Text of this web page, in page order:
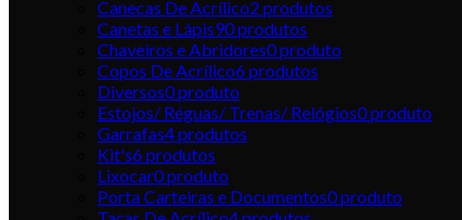
Canecas De Acrílico2 produtos
Canetas e Lápis90produtos
Chaveiros e Abridores0produto
Copos De Acrílico6produtos
Diversos0produto
Estojos/ Réguas/ Trenas/ Relógios0produto
Garrafas4produtos
Kit's6produtos
Lixocar0produto
Porta Carteiras e Documentos0produto